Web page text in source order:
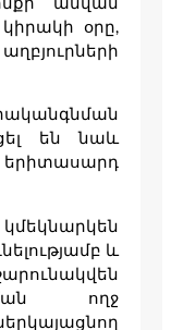
օրը,
են նաև
և
ողջ